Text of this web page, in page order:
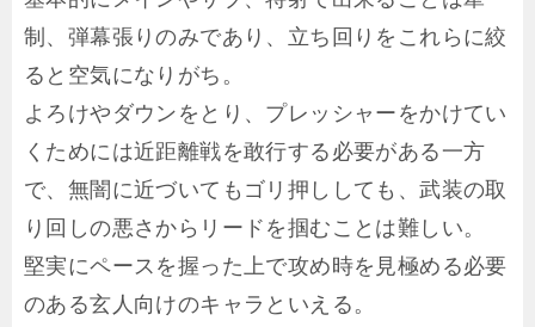
制、弾幕張りのみであり、立ち回りをこれらに絞
ると空気になりがち。
よろけやダウンをとり、プレッシャーをかけてい
くためには近距離戦を敢行する必要がある一方
で、無闇に近づいてもゴリ押ししても、武装の取
り回しの悪さからリードを掴むことは難しい。
堅実にペースを握った上で攻め時を見極める必要
のある玄人向けのキャラといえる。